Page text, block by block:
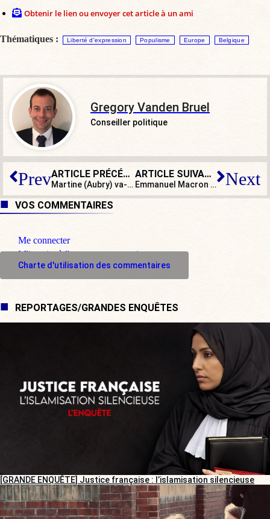
Obtenir le lien ou envoyer cet article à un ami
Thématiques : Liberté d'expression Populisme Europe Belgique
Gregory Vanden Bruel
Conseiller politique
Prev ARTICLE PRÉCÉDENT
Martine (Aubry) va-t-elle rejoindre Marine (Le Pen) dans son combat contre l’insécurité ?
ARTICLE SUIVANT
Emmanuel Macron adore les très riches Next
VOS COMMENTAIRES
Me connecter
M'inscrire à l'espace commentaire
Charte d'utilisation des commentaires
REPORTAGES/GRANDES ENQUÊTES
[GRANDE ENQUÊTE] Justice française : l’islamisation silencieuse